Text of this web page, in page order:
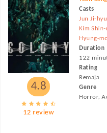
4.8
12 review
Casts
Jun Ji-
Kim
Hyung-
Duration
122
Rating
Remaja
Genre
Horror,